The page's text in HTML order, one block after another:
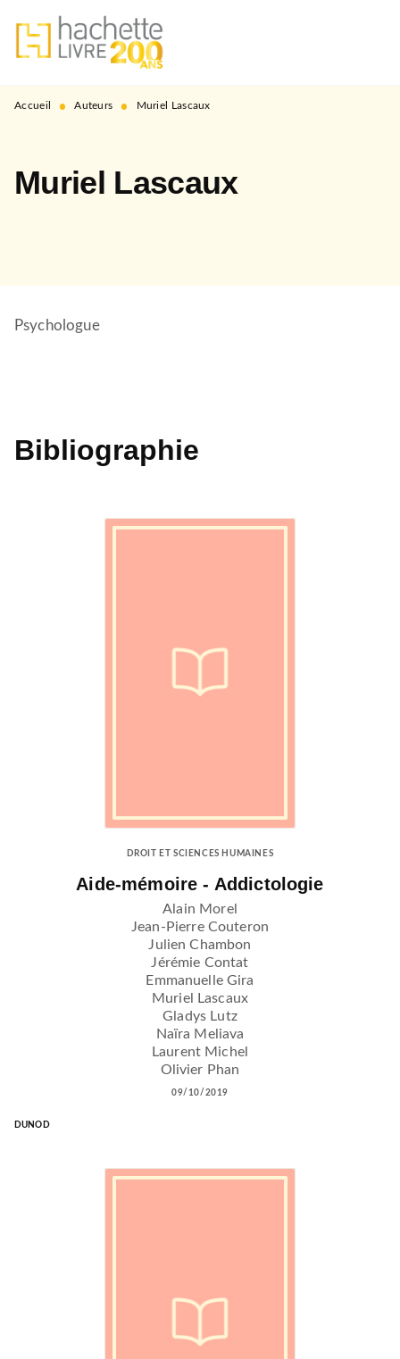
MENU RECHERCHE
PIED DE PAGE
Accueil • Auteurs • Muriel Lascaux
Muriel Lascaux
Psychologue
Bibliographie
DROIT ET SCIENCES HUMAINES
Aide-mémoire - Addictologie
Alain Morel
Jean-Pierre Couteron
Julien Chambon
Jérémie Contat
Emmanuelle Gira
Muriel Lascaux
Gladys Lutz
Naïra Meliava
Laurent Michel
Olivier Phan
09/10/2019
DUNOD